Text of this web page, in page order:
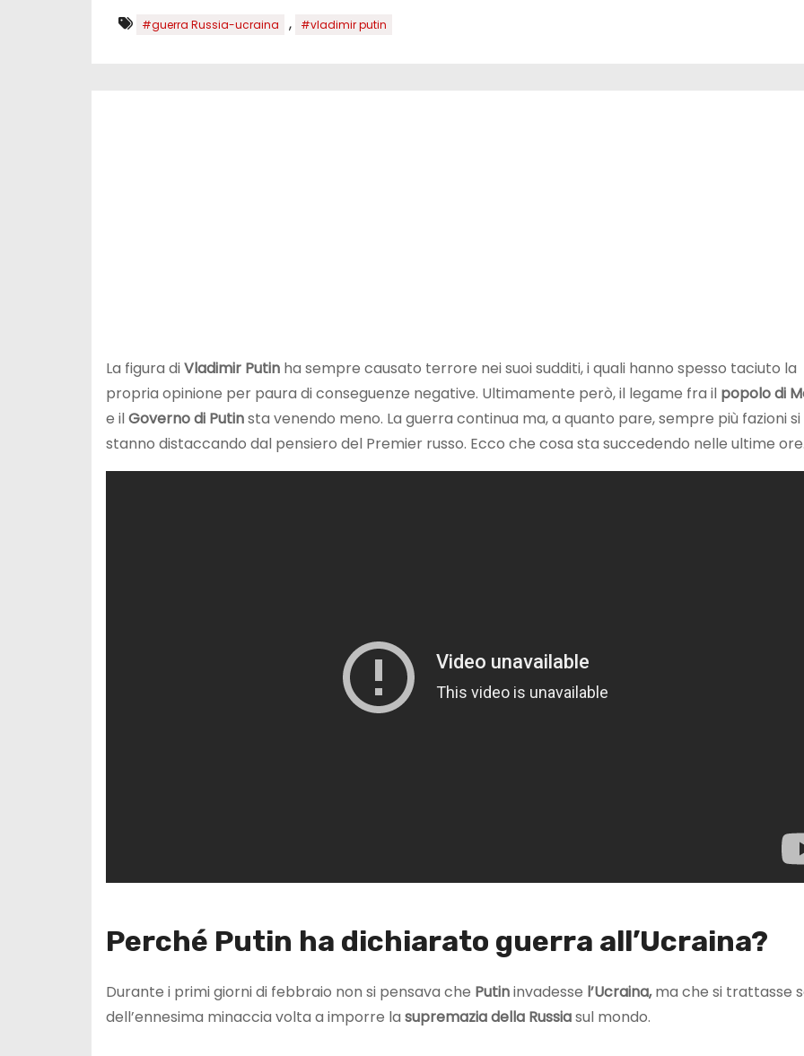
#guerra Russia-ucraina , #vladimir putin
La figura diVladimir Putin ha sempre causato terrore nei suoi sudditi, i quali hanno spesso taciuto la
propria opinione per paura di conseguenze negative. Ultimamente però, il legame fra il popolo di
e ilGoverno di Putinsta venendo meno. La guerra continua ma, a quanto pare, sempre più fazioni si
stanno distaccando dal pensiero del Premier russo. Ecco che cosa sta succedendo nelle ultime
Perché Putin ha dichiarato guerra all’Ucraina?
Durante i primi giorni di febbraio non si pensava che Putininvadesse l’Ucraina,ma che si trattasse
dell’ennesima minaccia volta a imporre la supremazia della Russiasul mondo.